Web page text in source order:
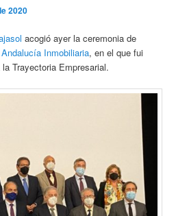
2020
acogió ayer la ceremonia de
Andalucía Inmobiliaria, en el que fui
Trayectoria Empresarial.